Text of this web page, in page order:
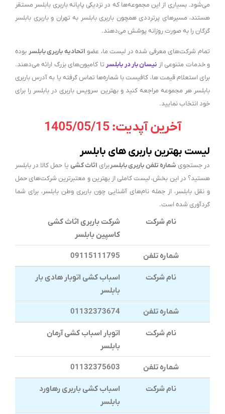
می‌شود. بسیاری از این مجموعه‌ها که در نزدیکی پایانه باربری بابلسر مستقر
هستند، مسیرهای پرترددی همچون باربری بابلسر به تهران و باربری بابلسر
گرگان را به صورت روزانه پوشش می‌دهند.
تمام شرکت‌های معرفی شده در لیست ما، عضو اتحادیه باربری بابلسر بوده
و خدمات متنوعی از نیسان بار در بابلسر تا کامیون‌های بزرگ ارائه می‌دهند.
برای استعلام قیمت ها، کافیست با شماره‌ها تماس گرفته یا به آدرس باربری
بابلسر هر مجموعه مراجعه کنید و بهترین سرویس باربری در بابلسر را برای
خود انتخاب نمایید.
آخرین آپدیت: 1405/05/15
لیست بهترین باربری های بابلسر
در جستجوی شماره تلفن باربری بابلسربرای اثاث کشی یا حمل کالا در بابلسر
هستید؟ در این بخش، لیست کاملی از بهترین و معتبرترین شرکت‌های حمل
و نقل بابلسر، از جمله نام‌های آشنایی چون باربری وطن بابلسر، برای شما
گردآوری شده است.
نام شرکت
شرکت باربری اثاث کشی
کاسپین بابلسر
شماره تلفن 09115111795
نام شرکت
اسباب کشی اتوبار هادی بار
بابلسر
شماره تلفن 01132373674
نام شرکت
اتوبار اسباب کشی آرمان
بابلسر
شماره تلفن 01132375603
نام شرکت
اسباب کشی باربری رهاورد
بابلسر